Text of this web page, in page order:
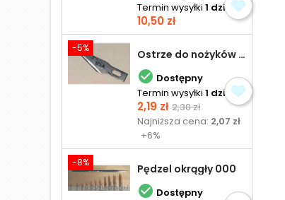
Termin wysyłki 1 dzień
Cena
10,50 zł
-5% Ostrze do nożyków Excel
 Dostępny
Termin wysyłki 1 dzień
Cena
2,19 zł Cena
podstawowa
2,30 zł
Najniższa cena: 2,07 zł
+6%
-8% Pędzel okrągły 000
 Dostępny